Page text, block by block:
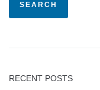
SEARCH
RECENT POSTS